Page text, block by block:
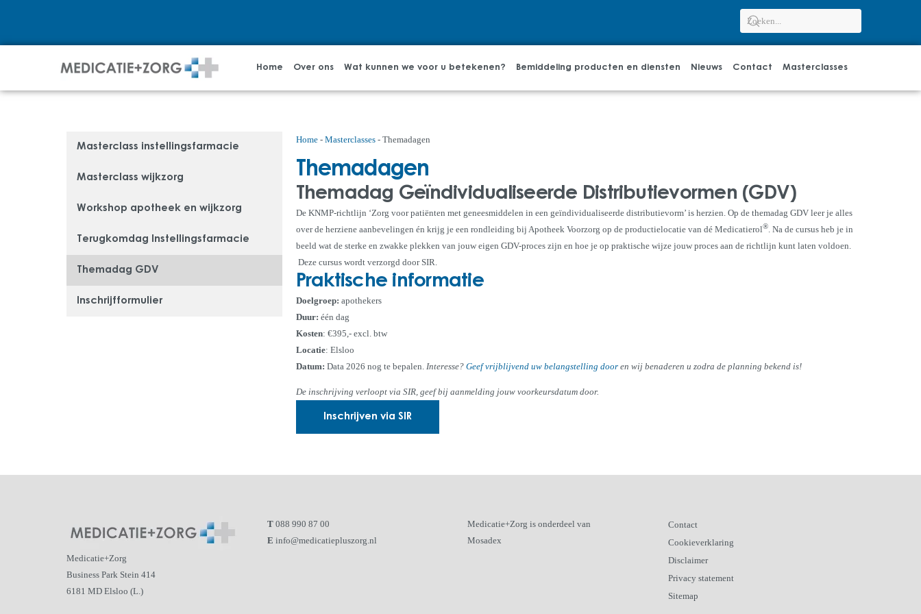
Home Over ons Wat kunnen we voor u betekenen? Bemiddeling producten en diensten Nieuws Contact Masterclasses
Masterclass instellingsfarmacie
Masterclass wijkzorg
Workshop apotheek en wijkzorg
Terugkomdag Instellingsfarmacie
Themadag GDV
Inschrijfformulier
Home- Masterclasses- Themadagen
Themadagen
Themadag Geïndividualiseerde Distributievormen (GDV)
De KNMP-richtlijn ‘Zorg voor patiënten met geneesmiddelen in een geïndividualiseerde distributievorm’ is herzien. Op de themadag GDV leer je alles
over de herziene aanbevelingen én krijg je een rondleiding bij Apotheek Voorzorg op de productielocatie van dé Medicatierol®. Na de cursus heb je in
beeld wat de sterke en zwakke plekken van jouw eigen GDV-proces zijn en hoe je op praktische wijze jouw proces aan de richtlijn kunt laten voldoen.
Deze cursus wordt verzorgd door SIR.
Praktische informatie
Doelgroep: apothekers
Duur: één dag
Kosten: €395,- excl. btw
Locatie: Elsloo
Datum: Data 2026 nog te bepalen. Interesse? Geef vrijblijvend uw belangstelling dooren wij benaderen u zodra de planning bekend is!
De inschrijving verloopt via SIR, geef bij aanmelding jouw voorkeursdatum door.
Inschrijven via SIR
Medicatie+Zorg
Business Park Stein 414
6181 MD Elsloo (L.)
T 088 990 87 00
E info@medicatiepluszorg.nl
Medicatie+Zorg is onderdeel van
Mosadex
Contact
Cookieverklaring
Disclaimer
Privacy statement
Sitemap